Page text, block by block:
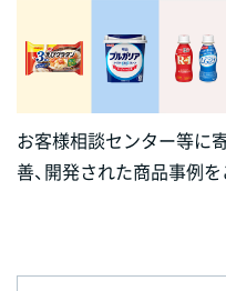
お客様相談センター等に
善、開発された商品事例